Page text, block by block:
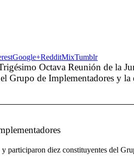
Google+RedditMixTumblr
Octava Reunión de la
Grupo de Implementadores y
participaron diez constituyentes del